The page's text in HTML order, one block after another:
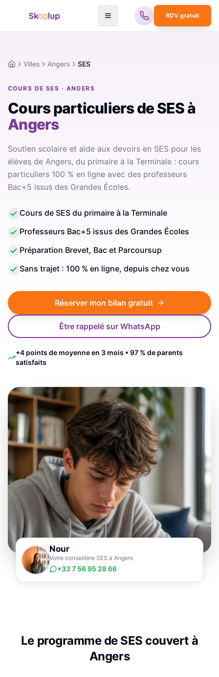
RDV gratuit
AccueilVilles Angers SES
COURS DE SES · ANGERS
Cours particuliers de SESà
Angers
Soutien scolaire et aide aux devoirs en SES pour les
élèves de Angers, du primaire à la Terminale : cours
particuliers 100 % en ligne avec des professeurs
Bac+5 issus des Grandes Écoles.
Cours de SES du primaire à la Terminale
Professeurs Bac+5 issus des Grandes Écoles
Préparation Brevet, Bac et Parcoursup
Sans trajet : 100 % en ligne, depuis chez vous
Réserver mon bilan gratuit
Être rappelé sur WhatsApp
+4 points de moyenne en 3 mois • 97 % de parents
satisfaits
Nour
Votre conseillère SES à Angers
+33 7 56 95 28 66
Le programme de SES couvert à
Angers